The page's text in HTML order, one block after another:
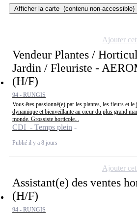
Afficher la carte (contenu non-accessible)
Vendeur Plantes /
Jardin / Fleuriste -
(H/F)
94 - RUNGIS
Vous êtes passionné(e) par les plantes, les fleurs et
dynamique et bienveillante au cœur du plus grand
monde. Grossiste horticole...
CDI - Temps plein
Publié il y a 8 jours
Ajouter
Assistant(e) des ventes
(H/F)
94 - RUNGIS
Ajouter